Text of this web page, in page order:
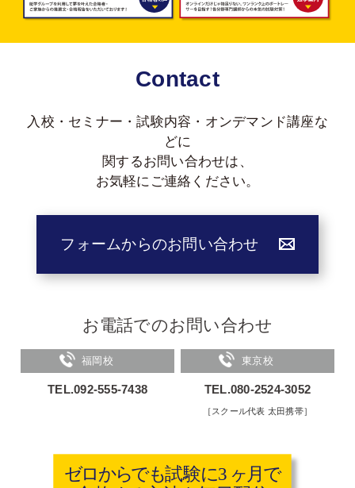
Contact
入校・セミナー・試験内容・オンデマンド講座な
どに
関するお問い合わせは、
お気軽にご連絡ください。
フォームからのお問い合わせ
お電話でのお問い合わせ
福岡校
TEL.092-555-7438
東京校
TEL.080-2524-3052
［スクール代表 太田携帯］